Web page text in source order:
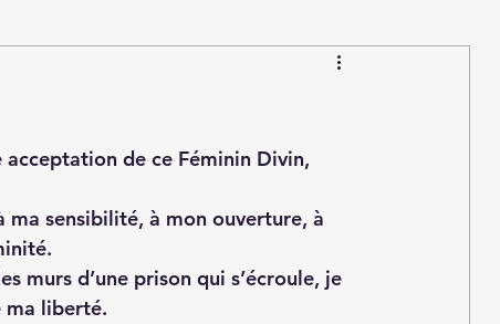
de ce Féminin Divin,
sensibilité, à mon ouverture, à
murs d’une prison qui s’écroule, je
ma liberté.